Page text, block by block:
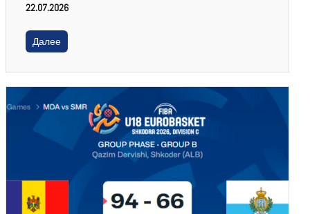
22.07.2026
Далее